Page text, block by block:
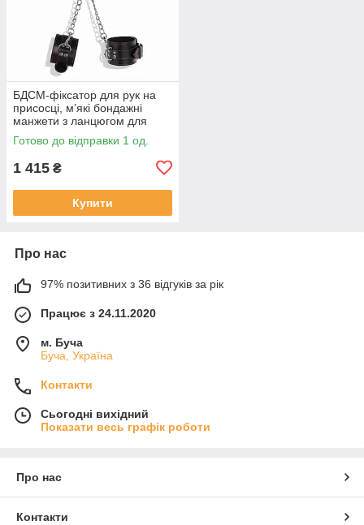
БДСМ-фіксатор для рук на
присосці, м’які бондажні
манжети з ланцюгом для
душу та гладких поверхонь
Готово до відправки 1 од.
1 415 ₴
Купити
Про нас
97% позитивних з 36 відгуків за рік
Працює з 24.11.2020
м. Буча
Буча, Україна
Контакти
Сьогодні вихідний
Показати весь графік роботи
Про нас
Контакти